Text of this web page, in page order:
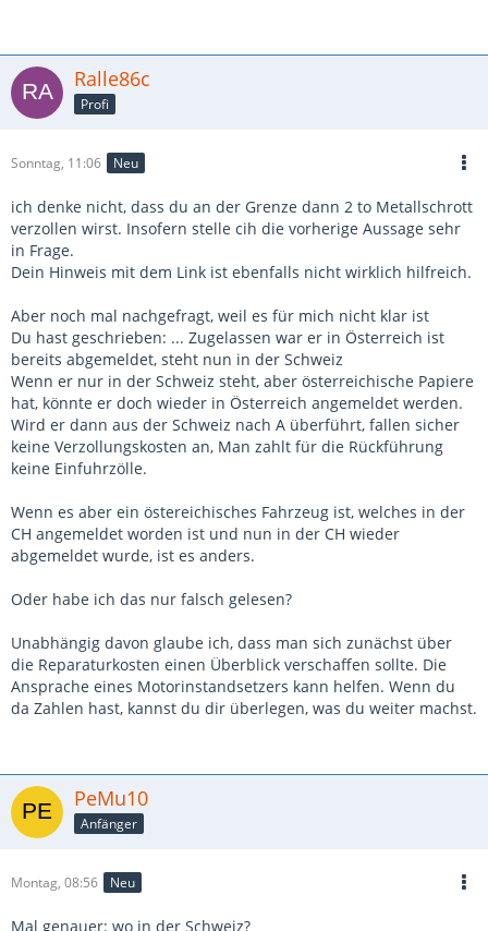
Ralle86c
Profi
Sonntag, 11:06 Neu
ich denke nicht, dass du an der Grenze dann 2 to Metallschrott
verzollen wirst. Insofern stelle cih die vorherige Aussage sehr
in Frage.
Dein Hinweis mit dem Link ist ebenfalls nicht wirklich hilfreich.
Aber noch mal nachgefragt, weil es für mich nicht klar ist
Du hast geschrieben: ... Zugelassen war er in Österreich ist
bereits abgemeldet, steht nun in der Schweiz
Wenn er nur in der Schweiz steht, aber österreichische Papiere
hat, könnte er doch wieder in Österreich angemeldet werden.
Wird er dann aus der Schweiz nach A überführt, fallen sicher
keine Verzollungskosten an, Man zahlt für die Rückführung
keine Einfuhrzölle.
Wenn es aber ein östereichisches Fahrzeug ist, welches in der
CH angemeldet worden ist und nun in der CH wieder
abgemeldet wurde, ist es anders.
Oder habe ich das nur falsch gelesen?
Unabhängig davon glaube ich, dass man sich zunächst über
die Reparaturkosten einen Überblick verschaffen sollte. Die
Ansprache eines Motorinstandsetzers kann helfen. Wenn du
da Zahlen hast, kannst du dir überlegen, was du weiter machst.
PeMu10
Anfänger
Montag, 08:56 Neu
Mal genauer: wo in der Schweiz?